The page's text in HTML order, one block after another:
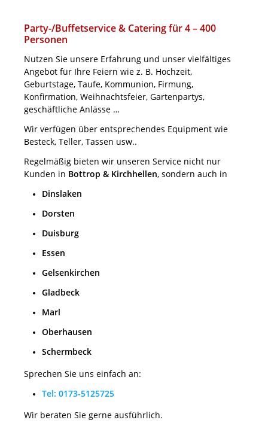
Party-/Buffetservice & Catering für 4 – 400
Personen
Nutzen Sie unsere Erfahrung und unser vielfältiges
Angebot für Ihre Feiern wie z. B. Hochzeit,
Geburtstage, Taufe, Kommunion, Firmung,
Konfirmation, Weihnachtsfeier, Gartenpartys,
geschäftliche Anlässe …
Wir verfügen über entsprechendes Equipment wie
Besteck, Teller, Tassen usw..
Regelmäßig bieten wir unseren Service nicht nur
Kunden in Bottrop & Kirchhellen, sondern auch in
Dinslaken
Dorsten
Duisburg
Essen
Gelsenkirchen
Gladbeck
Marl
Oberhausen
Schermbeck
Sprechen Sie uns einfach an:
Tel: 0173-5125725
Wir beraten Sie gerne ausführlich.